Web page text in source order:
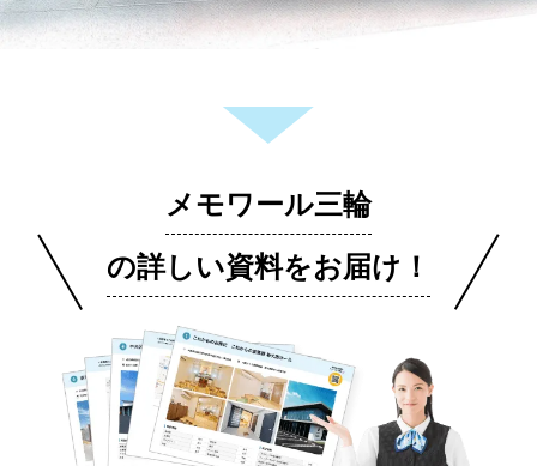
メモワール三輪
の詳しい資料をお届け！